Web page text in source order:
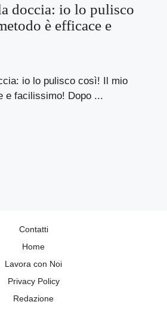
doccia: io lo pulisco
è efficace e
io lo pulisco così! Il mio
e facilissimo! Dopo ...
Contatti
Home
Lavora con Noi
Privacy Policy
Redazione